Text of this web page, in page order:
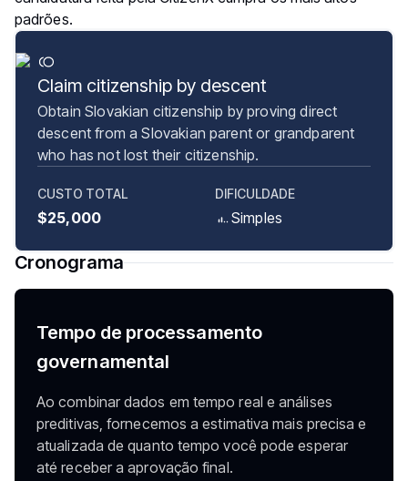
padrões.
Claim citizenship by descent
Obtain Slovakian citizenship by proving direct
descent from a Slovakian parent or grandparent
who has not lost their citizenship.
CUSTO TOTAL
$25,000
DIFICULDADE
Simples
Cronograma
Tempo de processamento
governamental
Ao combinar dados em tempo real e análises
preditivas, fornecemos a estimativa mais precisa e
atualizada de quanto tempo você pode esperar
até receber a aprovação final.